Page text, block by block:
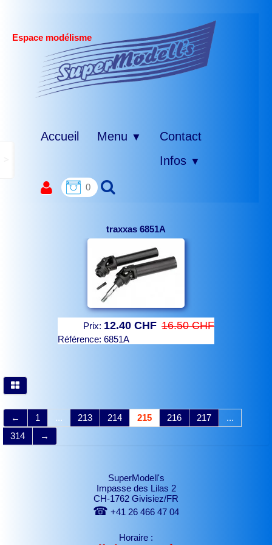
Espace modélisme
Accueil Menu ▼
Contact
Infos ▼
0
traxxas 6851A
Prix: 12.40 CHF 16.50 CHF
Référence: 6851A
← 1 ... 213 214 215 216 217
...
314
→
SuperModell's
Impasse des Lilas 2
CH-1762 Givisiez/FR
☎ +41 26 466 47 04
Horaire :